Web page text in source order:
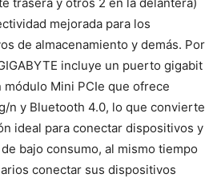
mejorada para los
de almacenamiento y demás. Por
incluye un puerto gigabit
Mini PCIe que ofrece
n y Bluetooth 4.0, lo que convierte
ideal para conectar dispositivos y
bajo consumo, al mismo tiempo
conectar sus dispositivos